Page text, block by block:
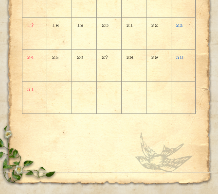
17 18 19 20 21 22 23
24 25 26 27 28 29 30
31